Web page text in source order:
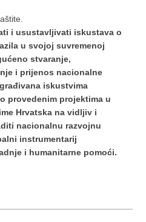
i usustavljivati iskustava o
u svojoj suvremenoj
stvaranje,
i prijenos nacionalne
iskustvima
provedenim projektima u
Hrvatska na vidljiv i
nacionalnu razvojnu
instrumentarij
i humanitarne pomoći.